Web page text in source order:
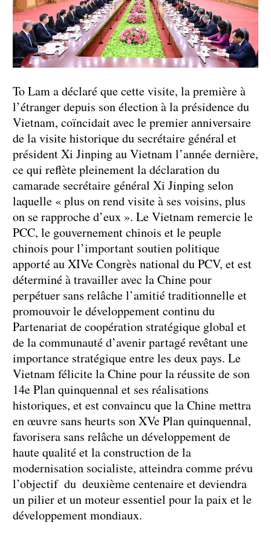
To Lam a déclaré que cette visite, la première à
l’étranger depuis son élection à la présidence du
Vietnam, coïncidait avec le premier anniversaire
de la visite historique du secrétaire général et
président Xi Jinping au Vietnam l’année dernière,
ce qui reflète pleinement la déclaration du
camarade secrétaire général Xi Jinping selon
laquelle « plus on rend visite à ses voisins, plus
on se rapproche d’eux ». Le Vietnam remercie le
PCC, le gouvernement chinois et le peuple
chinois pour l’important soutien politique
apporté au XIVe Congrès national du PCV, et est
déterminé à travailler avec la Chine pour
perpétuer sans relâche l’amitié traditionnelle et
promouvoir le développement continu du
Partenariat de coopération stratégique global et
de la communauté d’avenir partagé revêtant une
importance stratégique entre les deux pays. Le
Vietnam félicite la Chine pour la réussite de son
14e Plan quinquennal et ses réalisations
historiques, et est convaincu que la Chine mettra
en œuvre sans heurts son XVe Plan quinquennal,
favorisera sans relâche un développement de
haute qualité et la construction de la
modernisation socialiste, atteindra comme prévu
l’objectif du deuxième centenaire et deviendra
un pilier et un moteur essentiel pour la paix et le
développement mondiaux.